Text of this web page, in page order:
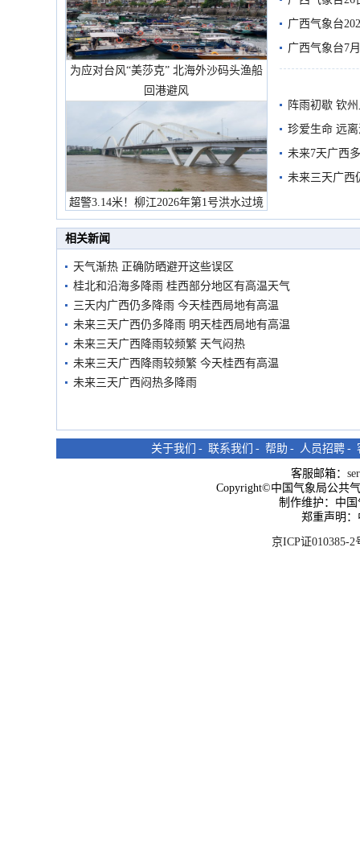
为应对台风“美莎克” 北海外沙码头渔船
回港避风
超警3.14米！柳江2026年第1号洪水过境
市民在堤岸见证汛况
广西气象台
预警
广西气象台7
阵雨初歇 钦
珍爱生命 远
未来7天广西
未来三天广西
相关新闻
天气渐热 正确防晒避开这些误区
桂北和沿海多降雨 桂西部分地区有高温天气
三天内广西仍多降雨 今天桂西局地有高温
未来三天广西仍多降雨 明天桂西局地有高温
未来三天广西降雨较频繁 天气闷热
未来三天广西降雨较频繁 今天桂西有高温
未来三天广西闷热多降雨
关于我们 - 联系我们 - 帮助 - 人员招聘 -
客服邮箱：
Copyright©中国气象局公共
制作维护：中
郑重声明
京ICP证010385-2